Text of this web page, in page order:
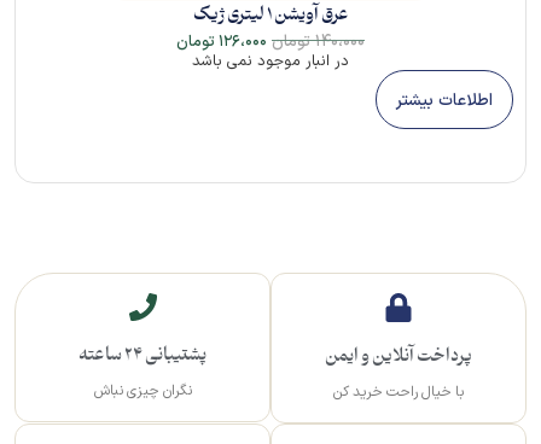
عرق آویشن 1 لیتری ژیک
۱۴۰،۰۰۰تومان ۱۲۶،۰۰۰ تومان
در انبار موجود نمی باشد
اطلاعات بیشتر
پرداخت آنلاین و ایمن
با خیال راحت خرید کن
پشتیبانی 24 ساعته
نگران چیزی نباش